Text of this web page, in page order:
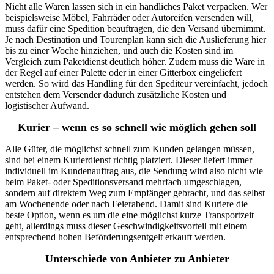
Nicht alle Waren lassen sich in ein handliches Paket verpacken. Wer
beispielsweise Möbel, Fahrräder oder Autoreifen versenden will,
muss dafür eine Spedition beauftragen, die den Versand übernimmt.
Je nach Destination und Tourenplan kann sich die Auslieferung hier
bis zu einer Woche hinziehen, und auch die Kosten sind im
Vergleich zum Paketdienst deutlich höher. Zudem muss die Ware in
der Regel auf einer Palette oder in einer Gitterbox eingeliefert
werden. So wird das Handling für den Spediteur vereinfacht, jedoch
entstehen dem Versender dadurch zusätzliche Kosten und
logistischer Aufwand.
Kurier – wenn es so schnell wie möglich gehen soll
Alle Güter, die möglichst schnell zum Kunden gelangen müssen,
sind bei einem Kurierdienst richtig platziert. Dieser liefert immer
individuell im Kundenauftrag aus, die Sendung wird also nicht wie
beim Paket- oder Speditionsversand mehrfach umgeschlagen,
sondern auf direktem Weg zum Empfänger gebracht, und das selbst
am Wochenende oder nach Feierabend. Damit sind Kuriere die
beste Option, wenn es um die eine möglichst kurze Transportzeit
geht, allerdings muss dieser Geschwindigkeitsvorteil mit einem
entsprechend hohen Beförderungsentgelt erkauft werden.
Unterschiede von Anbieter zu Anbieter